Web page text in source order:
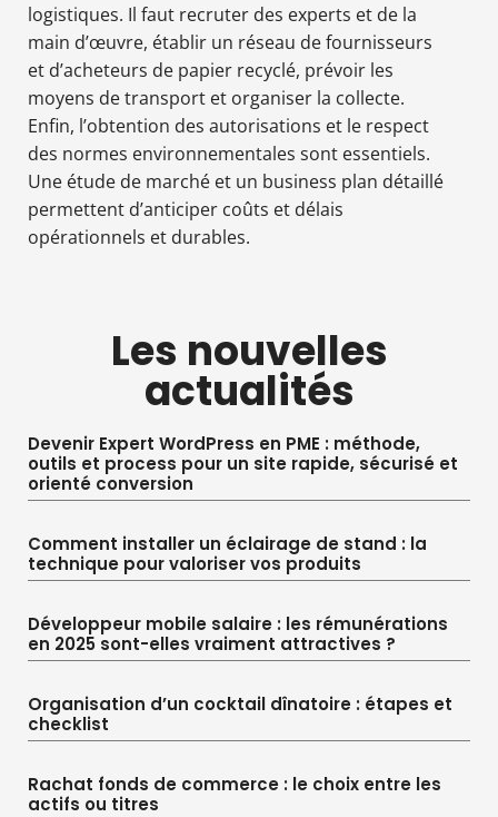
logistiques. Il faut recruter des experts et de la
main d’œuvre, établir un réseau de fournisseurs
et d’acheteurs de papier recyclé, prévoir les
moyens de transport et organiser la collecte.
Enfin, l’obtention des autorisations et le respect
des normes environnementales sont essentiels.
Une étude de marché et un business plan détaillé
permettent d’anticiper coûts et délais
opérationnels et durables.
Les nouvelles
actualités
Devenir Expert WordPress en PME : méthode,
outils et process pour un site rapide, sécurisé et
orienté conversion
Comment installer un éclairage de stand : la
technique pour valoriser vos produits
Développeur mobile salaire : les rémunérations
en 2025 sont-elles vraiment attractives ?
Organisation d’un cocktail dînatoire : étapes et
checklist
Rachat fonds de commerce : le choix entre les
actifs ou titres